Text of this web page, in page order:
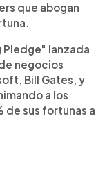
que abogan
Pledge" lanzada
negocios
Bill Gates, y
a los
de sus fortunas a